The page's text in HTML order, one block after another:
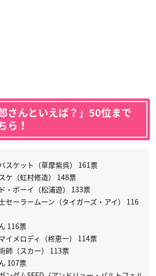
さんといえば？」50位まで
ら！
スケット（草摩紫呉） 161票
ケ（虹村修造） 148票
・ボーイ（松浦遊） 133票
セーラームーン（タイガーズ・アイ） 116
116票
イメロディ（柊恵一） 114票
師（スカー） 113票
107票